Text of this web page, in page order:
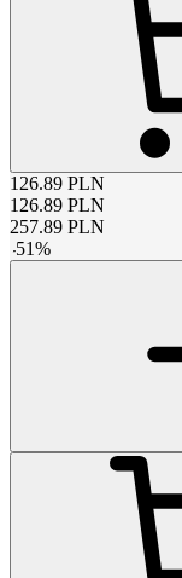
126.89 PLN
126.89 PLN
257.89 PLN
-51%